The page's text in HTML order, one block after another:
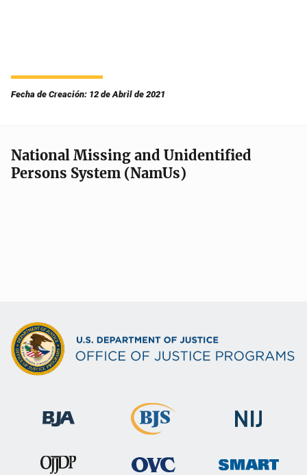
Fecha de Creación: 12 de Abril de 2021
National Missing and Unidentified
Persons System (NamUs)